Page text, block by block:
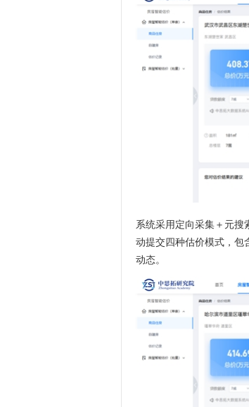
系统采用定向采集＋元
动提交四种估价模式，包
动态。